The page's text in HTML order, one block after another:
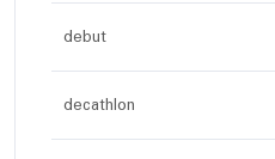
debut
decathlon